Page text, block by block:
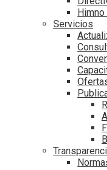
Himno
Servicios